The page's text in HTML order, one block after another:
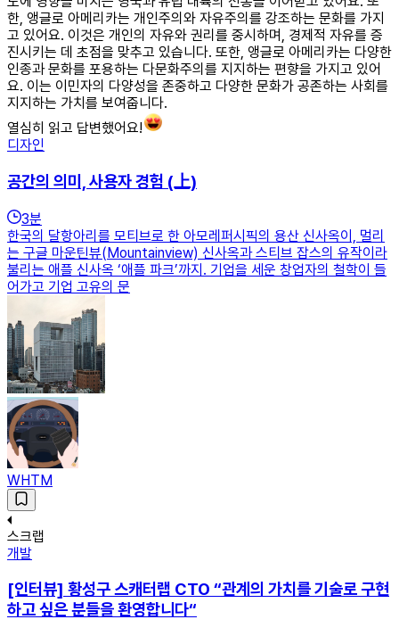
한, 앵글로 아메리카는 개인주의와 자유주의를 강조하는 문화를 가지
고 있어요. 이것은 개인의 자유와 권리를 중시하며, 경제적 자유를 증
진시키는 데 초점을 맞추고 있습니다. 또한, 앵글로 아메리카는 다양한
인종과 문화를 포용하는 다문화주의를 지지하는 편향을 가지고 있어
요. 이는 이민자의 다양성을 존중하고 다양한 문화가 공존하는 사회를
지지하는 가치를 보여줍니다.
열심히 읽고 답변했어요!
디자인
공간의 의미, 사용자 경험 (上)
3분
한국의 달항아리를 모티브로 한 아모레퍼시픽의 용산 신사옥이, 멀리
는 구글 마운틴뷰(Mountainview) 신사옥과 스티브 잡스의 유작이라
불리는 애플 신사옥 ‘애플 파크’까지. 기업을 세운 창업자의 철학이 들
어가고 기업 고유의 문
WHTM
스크랩
개발
[인터뷰] 황성구 스캐터랩 CTO “관계의 가치를 기술로 구현
하고 싶은 분들을 환영합니다“